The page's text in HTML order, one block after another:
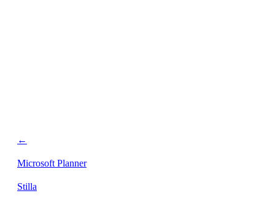
←
Microsoft Planner
Stilla